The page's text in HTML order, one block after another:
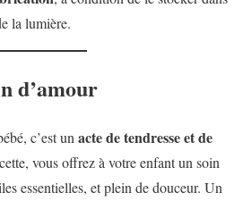
la lumière.
d’amour
c’est un acte de tendresse et de
vous offrez à votre enfant un soin
essentielles, et plein de douceur. Un